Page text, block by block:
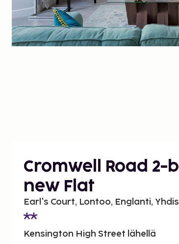
Cromwell Road 2-
new Flat
Earl's Court, Lontoo, Englanti,
Kensington High Street lähellä